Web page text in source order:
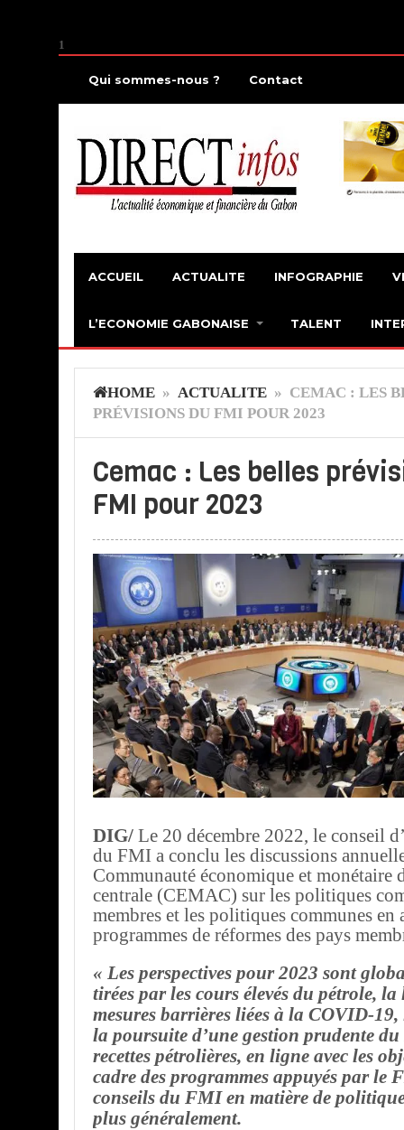
1
Qui sommes-nous ? Contact
ACCUEIL ACTUALITE INFOGRAPHIE
L’ECONOMIE GABONAISE TALENT
HOME » ACTUALITE » CEMAC : LES
PRÉVISIONS DU FMI POUR 2023
Cemac : Les belles
FMI pour 2023
DIG/ Le 20 décembre 2022, le conseil
du FMI a conclu les discussions
Communauté économique et monétaire
centrale (CEMAC) sur les politiques
membres et les politiques communes en
programmes de réformes des pays
« Les perspectives pour 2023 sont
tirées par les cours élevés du pétrole, la
mesures barrières liées à la COVID-19,
la poursuite d’une gestion prudente
recettes pétrolières, en ligne avec les
cadre des programmes appuyés par le
conseils du FMI en matière de
plus généralement.